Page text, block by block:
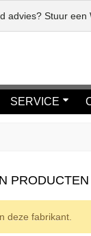
advies? Stuur een
SERVICE
deze fabrikant.